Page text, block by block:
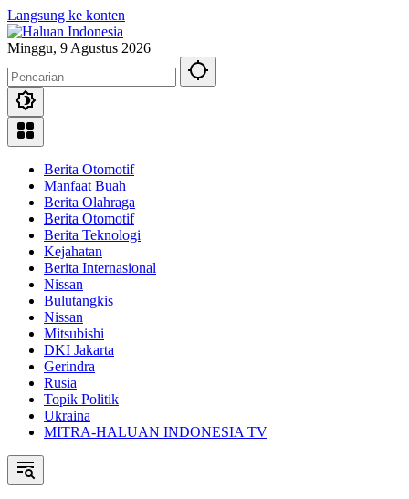
Langsung ke konten
Minggu, 9 Agustus 2026
Berita Otomotif
Manfaat Buah
Berita Olahraga
Berita Otomotif
Berita Teknologi
Kejahatan
Berita Internasional
Nissan
Bulutangkis
Nissan
Mitsubishi
DKI Jakarta
Gerindra
Rusia
Topik Politik
Ukraina
MITRA-HALUAN INDONESIA TV